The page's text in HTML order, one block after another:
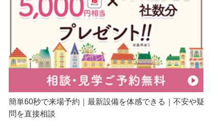
簡単60秒で来場予約｜最新設備を体感できる｜不安や疑
問を直接相談